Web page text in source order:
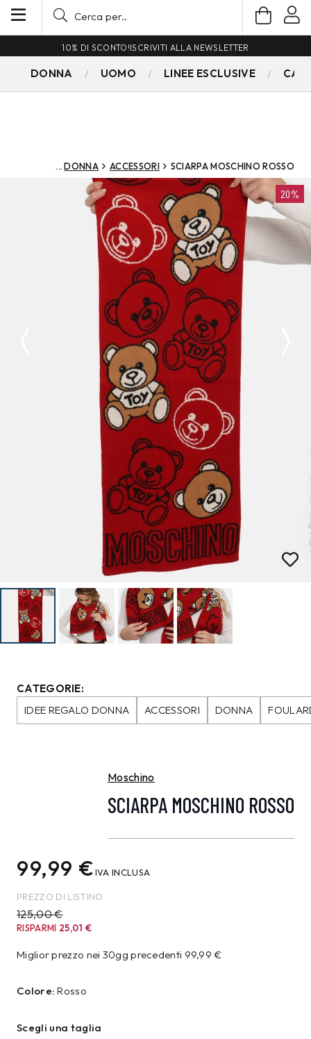
10% DI SCONTO!ISCRIVITI ALLA NEWSLETTER
DONNA UOMO LINEE ESCLUSIVE
DONNA ACCESSORI SCIARPA MOSCHINO ROSSO
20%
CATEGORIE:
IDEE REGALO DONNA
ACCESSORI DONNA
Moschino
SCIARPA MOSCHINO ROSSO
99,99 €IVA INCLUSA
PREZZO DI LISTINO
125,00 €
RISPARMI 25,01€
Miglior prezzo nei 30gg precedenti 99,99€
Colore: Rosso
Scegli una taglia